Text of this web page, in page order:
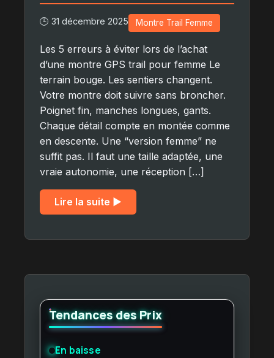
🕒 31 décembre 2025 Montre Trail Femme
Les 5 erreurs à éviter lors de l’achat
d’une montre GPS trail pour femme Le
terrain bouge. Les sentiers changent.
Votre montre doit suivre sans broncher.
Poignet fin, manches longues, gants.
Chaque détail compte en montée comme
en descente. Une “version femme” ne
suffit pas. Il faut une taille adaptée, une
vraie autonomie, une réception […]
Lire la suite ▶︎
Tendances des Prix
En baisse